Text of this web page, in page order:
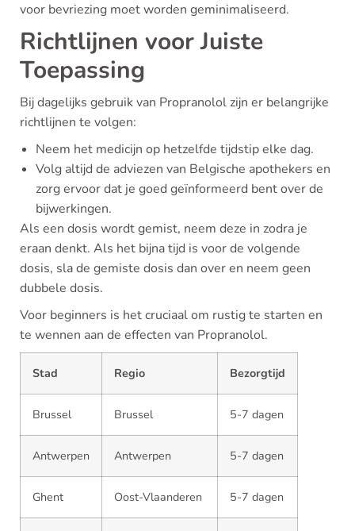
voor bevriezing moet worden geminimaliseerd.
Richtlijnen voor Juiste
Toepassing
Bij dagelijks gebruik van Propranolol zijn er belangrijke
richtlijnen te volgen:
Neem het medicijn op hetzelfde tijdstip elke dag.
Volg altijd de adviezen van Belgische apothekers en
zorg ervoor dat je goed geïnformeerd bent over de
bijwerkingen.
Als een dosis wordt gemist, neem deze in zodra je
eraan denkt. Als het bijna tijd is voor de volgende
dosis, sla de gemiste dosis dan over en neem geen
dubbele dosis.
Voor beginners is het cruciaal om rustig te starten en
te wennen aan de effecten van Propranolol.
Stad Regio Bezorgtijd
Brussel Brussel 5-7 dagen
Antwerpen Antwerpen 5-7 dagen
Ghent Oost-Vlaanderen 5-7 dagen